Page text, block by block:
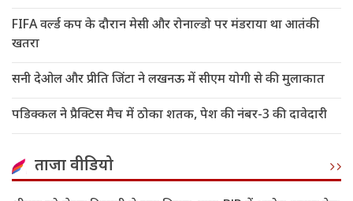
FIFA वर्ल्ड कप के दौरान मेसी और रोनाल्डो पर मंडराया था आतंकी
खतरा
सनी देओल और प्रीति जिंटा ने लखनऊ में सीएम योगी से की मुलाकात
पडिक्कल ने प्रैक्टिस मैच में ठोका शतक, पेश की नंबर-3 की दावेदारी
ताजा वीडियो